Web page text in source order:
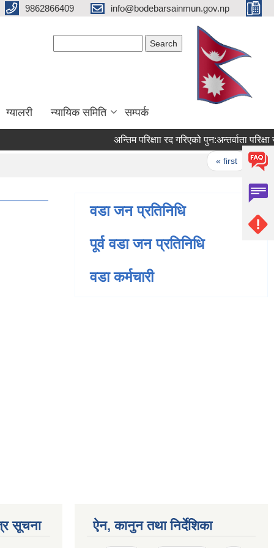
9862866409 info@bodebarsainmun.gov.np
ग्यालरी न्यायिक समिति सम्पर्क
अन्तिम परिक्षाा रद गरिएको पुन‍‌‌:अन्तर्वाता
« first ‹
वडा जन प्रतिनिधि
पूर्व वडा जन प्रतिनिधि
वडा कर्मचारी
सूचना ऐन, कानुन तथा निर्देशिका